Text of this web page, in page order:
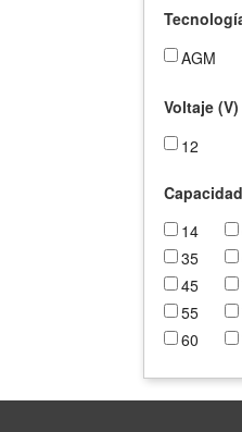
AGM
Voltaje (V)
12
14
35
45
55
60